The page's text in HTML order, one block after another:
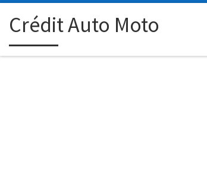
Passer au contenu
Crédit Auto Moto